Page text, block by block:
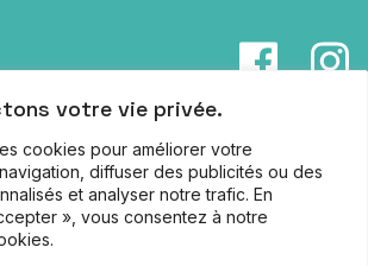
votre vie privée.
cookies pour améliorer votre
diffuser des publicités ou des
et analyser notre trafic. En
», vous consentez à notre
Partenaires
Infos pratiques